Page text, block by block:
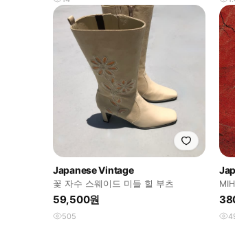
Japanese Vintage
꽃 자수 스웨이드 미들 힐 부츠
59,500원
505
가